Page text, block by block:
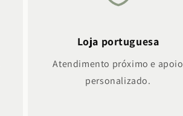
Loja portuguesa
Atendimento próximo e apoio
personalizado.